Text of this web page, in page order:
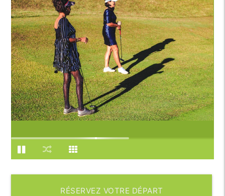
RÉSERVEZ VOTRE DÉPART